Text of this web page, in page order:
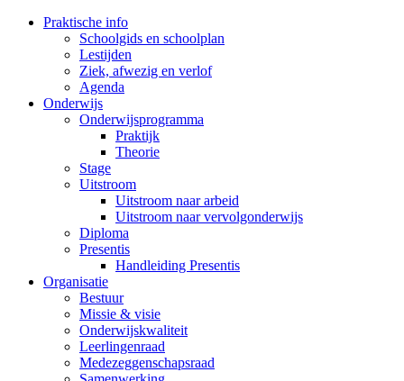
Praktische info
Schoolgids en schoolplan
Lestijden
Ziek, afwezig en verlof
Agenda
Onderwijs
Onderwijsprogramma
Praktijk
Theorie
Stage
Uitstroom
Uitstroom naar arbeid
Uitstroom naar vervolgonderwijs
Diploma
Presentis
Handleiding Presentis
Organisatie
Bestuur
Missie & visie
Onderwijskwaliteit
Leerlingenraad
Medezeggenschapsraad